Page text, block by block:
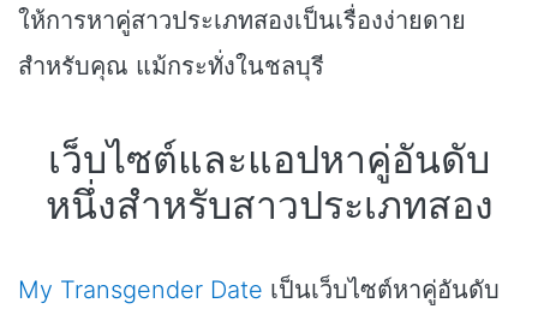
ให้การหาคู่สาวประเภทสองเป็นเรื่องง่ายดาย
สำหรับคุณ แม้กระทั่งในชลบุรี
เว็บไซต์และแอปหาคู่อันดับ
หนึ่งสำหรับสาวประเภทสอง
My Transgender Date เป็นเว็บไซต์หาคู่อันดับ